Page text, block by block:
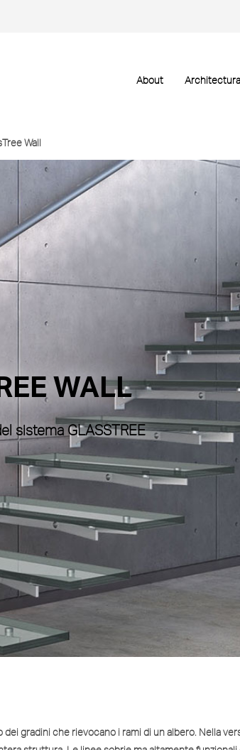
About
Wall
WALL
sistema GLASSTREE
gradini che rievocano i rami di un albero. Nella